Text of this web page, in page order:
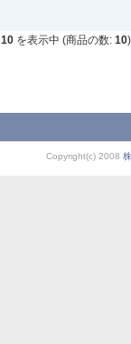
10 を表示中 (商品の数: 10)
Copyright(c) 2008